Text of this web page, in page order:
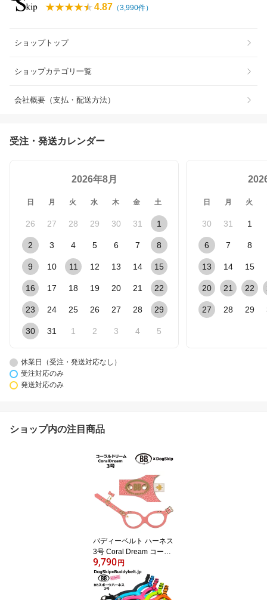
4.87 （3,990件）
ショップトップ
ショップカテゴリ一覧
会社概要（支払・配送方法）
受注・発送カレンダー
2026年8月
日 月 火 水 木 金 土
26 27 28 29 30 31 1
2 3 4 5 6 7 8
9 10 11 12 13 14 15
16 17 18 19 20 21 22
23 24 25 26 27 28 29
30 31 1 2 3 4 5
日 月 火
30 31 1
6 7 8
13 14 15
20 21 22
27 28 29
休業日（受注・発送対応なし）
受注対応のみ
発送対応のみ
ショップ内の注目商品
バディーベルト ハーネス
3号 Coral Dream コーラ
ルドリーム 小型犬 ペッ
ト レザー 本革 BUDDYB
ELT バディベルト 犬用
胴輪 リングハーネス メ
9,790円